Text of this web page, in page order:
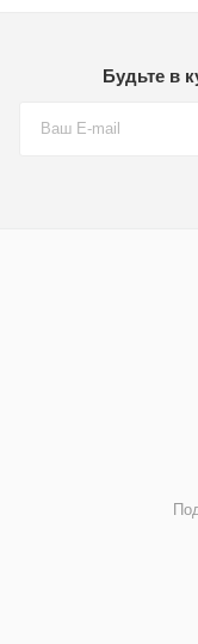
Будьте в